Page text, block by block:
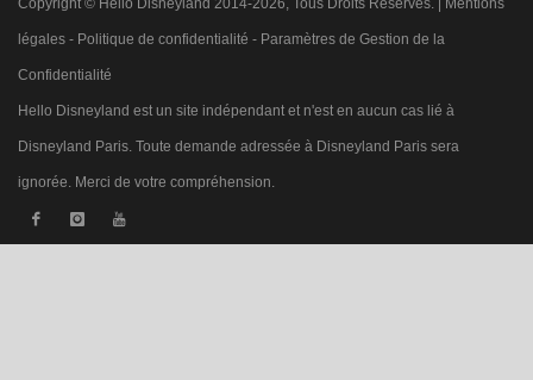
légales - Politique de confidentialité - Paramètres de Gestion de la
Confidentialité
Hello Disneyland est un site indépendant et n'est en aucun cas lié à
Disneyland Paris. Toute demande adressée à Disneyland Paris sera
ignorée. Merci de votre compréhension.